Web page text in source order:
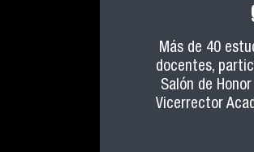
Más de 40
docentes,
Salón de
Vicerrector